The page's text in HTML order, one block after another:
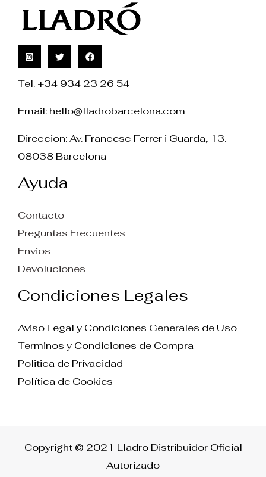
Tel. +34 934 23 26 54
Email: hello@lladrobarcelona.com
Direccion: Av. Francesc Ferrer i Guarda, 13.
08038 Barcelona
Ayuda
Contacto
Preguntas Frecuentes
Envios
Devoluciones
Condiciones Legales
Aviso Legal y Condiciones Generales de Uso
Terminos y Condiciones de Compra
Politica de Privacidad
Política de Cookies
Copyright © 2021 Lladro Distribuidor Oficial
Autorizado